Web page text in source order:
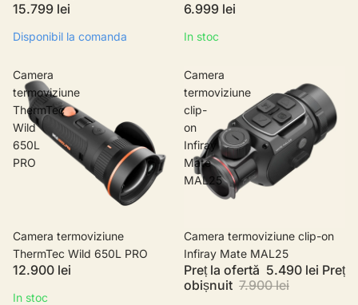
15.799 lei
Disponibil la comanda
6.999 lei
In stoc
Camera
termoviziune
ThermTec
Wild
650L
PRO
Camera termoviziune
ThermTec Wild 650L PRO
12.900 lei
In stoc
Camera
termoviziune
clip-
on
Infiray
Mate
MAL25
Promotie
Camera termoviziune clip-on
Infiray Mate MAL25
Preț la ofertă 5.490 lei Preț
obișnuit 7.900 lei